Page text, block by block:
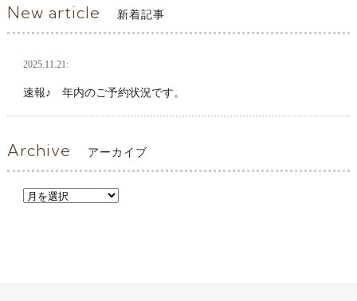
New article 新着記事
2025.11.21:
速報♪ 年内のご予約状況です。
Archive アーカイブ